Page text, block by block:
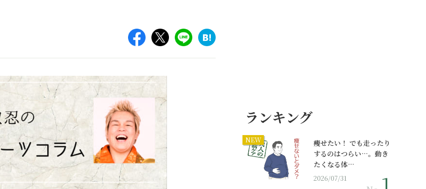
ランキング
NEW
痩せたい！ でも走ったり
するのはつらい…。動き
たくなる体…
2026/07/31